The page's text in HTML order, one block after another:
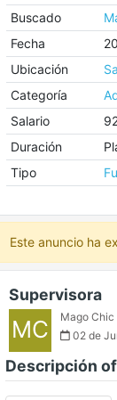
Buscado
Fecha
Ubicación
Categoría
Salario
Duración
Tipo
Este anuncio ha
Supervisora
MC Mago Chic
02 de
Descripción